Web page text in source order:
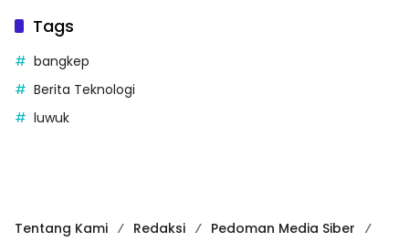
Tags
bangkep
Berita Teknologi
luwuk
Tentang Kami Redaksi Pedoman Media Siber